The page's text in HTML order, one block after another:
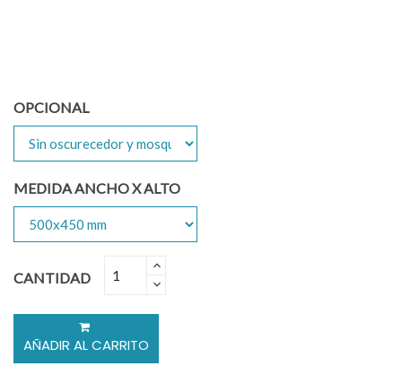
OPCIONAL
MEDIDA ANCHO X ALTO
CANTIDAD
AÑADIR AL CARRITO